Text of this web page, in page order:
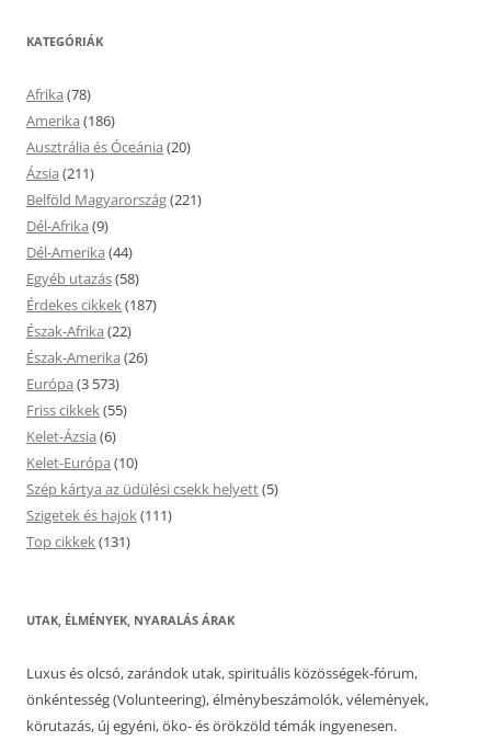
KATEGÓRIÁK
Afrika (78)
Amerika (186)
Ausztrália és Óceánia (20)
Ázsia (211)
Belföld Magyarország(221)
Dél-Afrika (9)
Dél-Amerika (44)
Egyéb utazás(58)
Érdekes cikkek(187)
Észak-Afrika (22)
Észak-Amerika (26)
Európa (3 573)
Friss cikkek(55)
Kelet-Ázsia (6)
Kelet-Európa (10)
Szép kártya az üdülési csekk helyett(5)
Szigetek és hajok(111)
Top cikkek(131)
UTAK, ÉLMÉNYEK, NYARALÁS ÁRAK
Luxus és olcsó, zarándok utak, spirituális közösségek-fórum,
önkéntesség (Volunteering), élménybeszámolók, vélemények,
körutazás, új egyéni, öko- és örökzöld témák ingyenesen.